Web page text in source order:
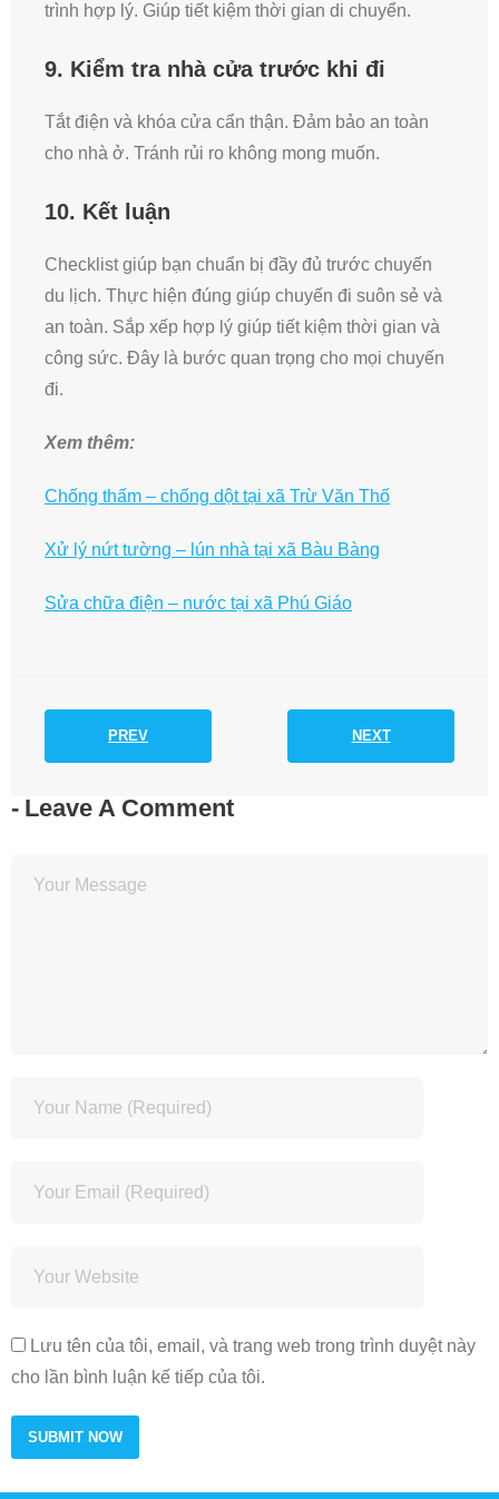
trình hợp lý. Giúp tiết kiệm thời gian di chuyển.
9. Kiểm tra nhà cửa trước khi đi
Tắt điện và khóa cửa cẩn thận. Đảm bảo an toàn
cho nhà ở. Tránh rủi ro không mong muốn.
10. Kết luận
Checklist giúp bạn chuẩn bị đầy đủ trước chuyến
du lịch. Thực hiện đúng giúp chuyến đi suôn sẻ và
an toàn. Sắp xếp hợp lý giúp tiết kiệm thời gian và
công sức. Đây là bước quan trọng cho mọi chuyến
đi.
Xem thêm:
Chống thấm – chống dột tại xã Trừ Văn Thố
Xử lý nứt tường – lún nhà tại xã Bàu Bàng
Sửa chữa điện – nước tại xã Phú Giáo
PREV NEXT
Leave A Comment
Lưu tên của tôi, email, và trang web trong trình duyệt này
cho lần bình luận kế tiếp của tôi.